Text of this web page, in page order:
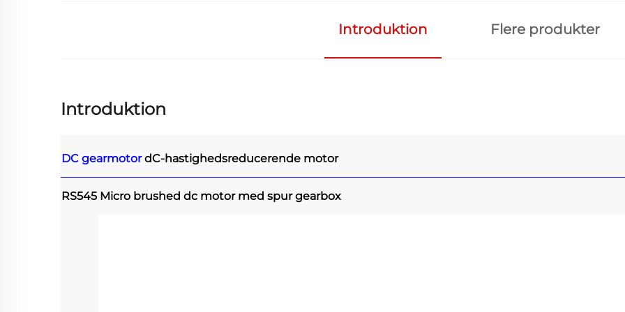
Introduktion Flere produkter
Introduktion
DC gearmotordC-hastighedsreducerende motor
RS545 Micro brushed dc motor med spur gearbox